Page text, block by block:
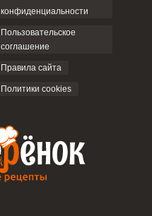
конфиденциальности
Пользовательское
соглашение
Правила сайта
Политики cookies